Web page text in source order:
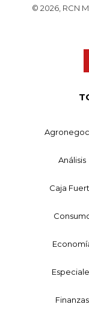
© 2026, RCN
Análisis
Caja
Finanzas